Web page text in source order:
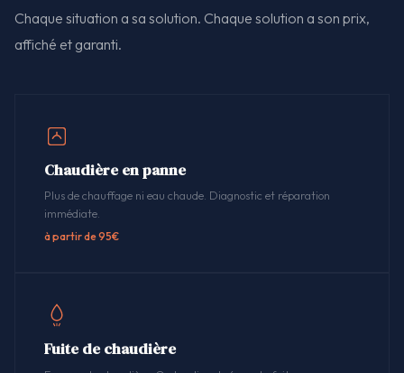
Chaque situation a sa solution. Chaque solution a son prix,
affiché et garanti.
Chaudière en panne
Plus de chauffage ni eau chaude. Diagnostic et réparation
immédiate.
à partir de 95€
Fuite de chaudière